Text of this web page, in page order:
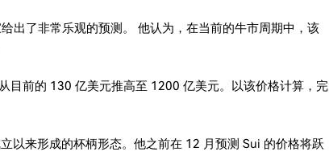
出了非常乐观的预测。 他认为，在当前的牛市周期中，该
目前的 130 亿美元推高至 1200 亿美元。以该价格计算，完
以来形成的杯柄形态。他之前在 12 月预测 Sui 的价格将跃